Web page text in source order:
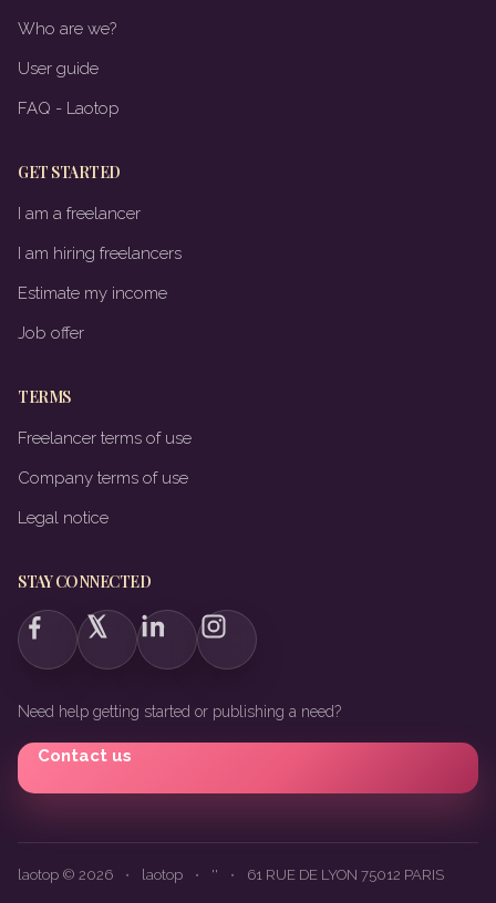
Who are we?
User guide
FAQ - Laotop
GET STARTED
I am a freelancer
I am hiring freelancers
Estimate my income
Job offer
TERMS
Freelancer terms of use
Company terms of use
Legal notice
STAY CONNECTED
Need help getting started or publishing a need?
Contact us
laotop © 2026 • laotop • '' • 61 RUE DE LYON 75012 PARIS